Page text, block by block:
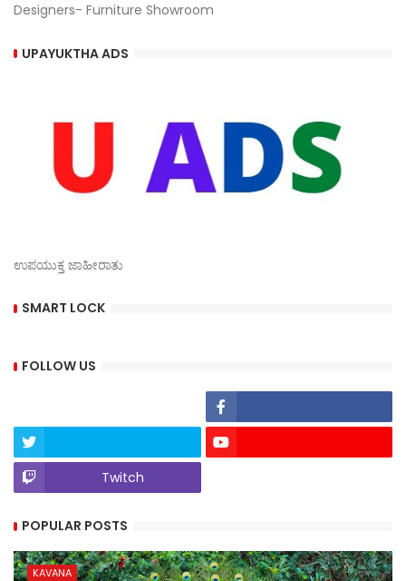
Designers- Furniture Showroom
UPAYUKTHA ADS
ಉಪಯುಕ್ತ ಜಾಹೀರಾತು
SMART LOCK
FOLLOW US
Twitch
POPULAR POSTS
KAVANA